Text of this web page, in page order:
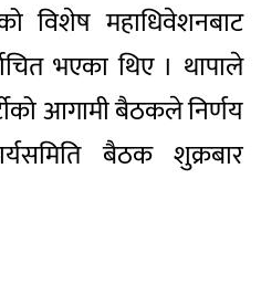
विशेष महाधिवेशनबाट
भएका थिए । थापाले
आगामी बैठकले निर्णय
बैठक शुक्रबार